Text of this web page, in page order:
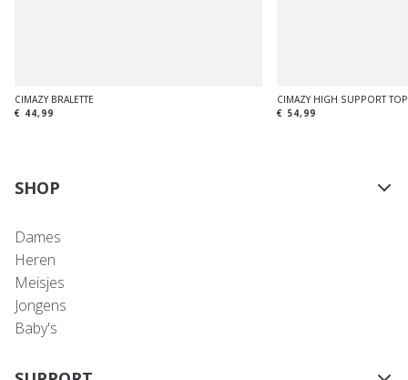
CIMAZY BRALETTE
€ 44,99
CIMAZY HIGH SUPPORT TOP
€ 54,99
SHOP
Dames
Heren
Meisjes
Jongens
Baby's